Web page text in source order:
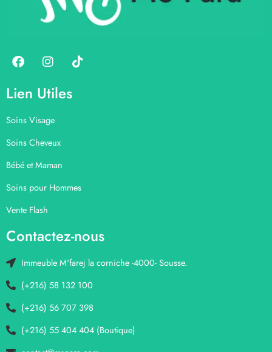
Lien Utiles
Soins Visage
Soins Cheveux
Bébé et Maman
Soins pour Hommes
Vente Flash
Contactez-nous
Immeuble M'farej la corniche -4000- Sousse.
(+216) 58 132 100
(+216) 56 707 398
(+216) 55 404 404 (Boutique)